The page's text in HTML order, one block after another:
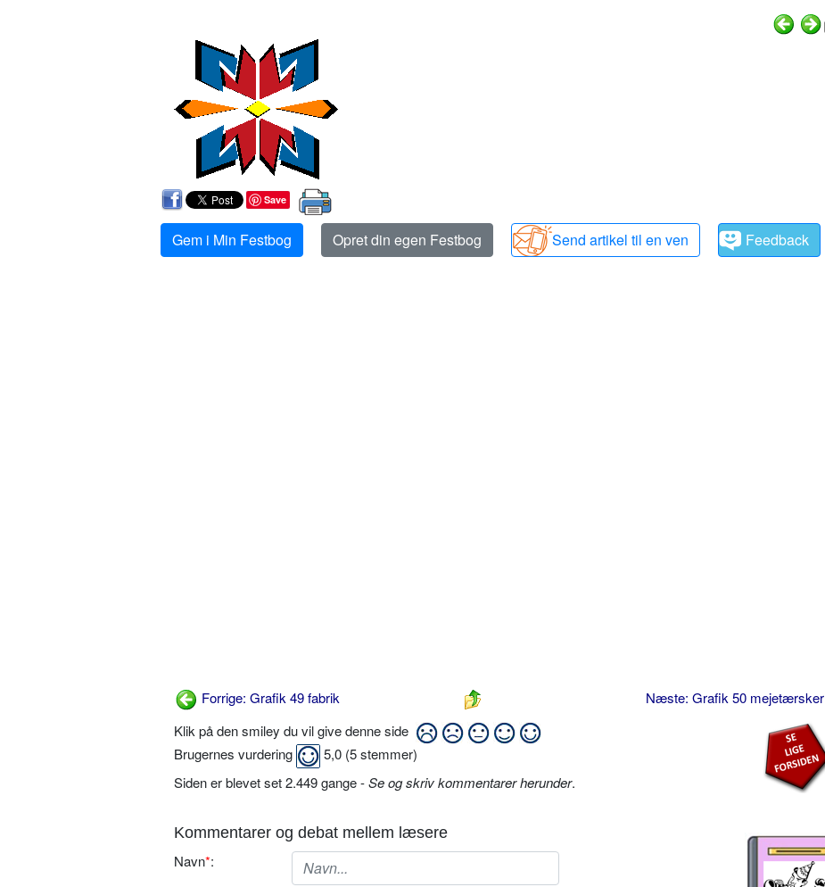
Save
Gem i Min Festbog Opret din egen Festbog Send artikel til en ven Feedback
Forrige: Grafik 49 fabrik
Næste: Grafik 50 mejetærsker
Klik på den smiley du vil give denne side
Brugernes vurdering
5,0 (5stemmer)
Siden er blevet set 2.449 gange -Se og skriv kommentarer herunder.
Kommentarer og debat mellem læsere
Navn*: